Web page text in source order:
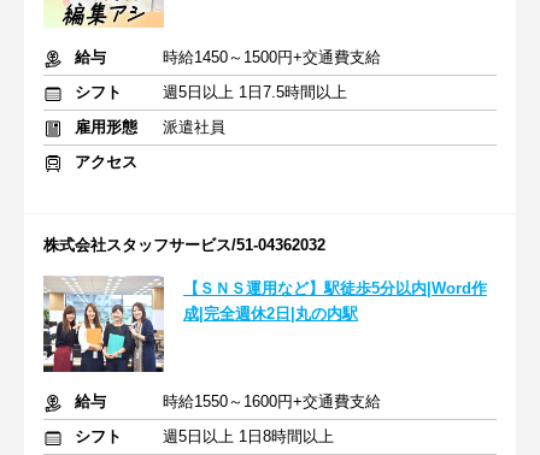
給与
時給1450～1500円+交通費支給
シフト
週5日以上 1日7.5時間以上
雇用形態
派遣社員
アクセス
株式会社スタッフサービス/51-04362032
【ＳＮＳ運用など】駅徒歩5分以内|Word作
成|完全週休2日|丸の内駅
給与
時給1550～1600円+交通費支給
シフト
週5日以上 1日8時間以上